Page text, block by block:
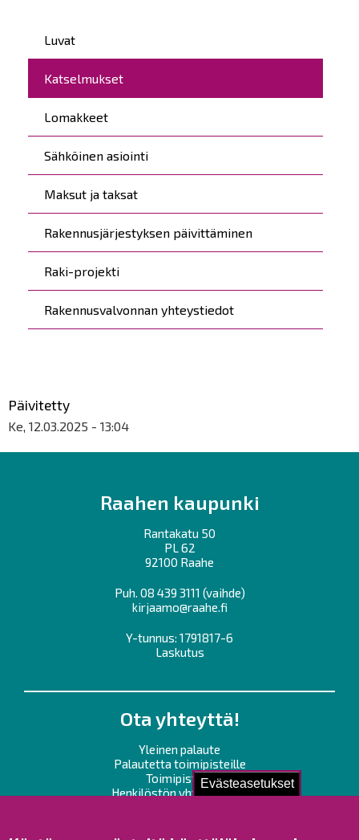
Evästeasetukset
Päävalikko
Luvat
Katselmukset
Lomakkeet
Sähköinen asiointi
Maksut ja taksat
Rakennusjärjestyksen päivittäminen
Raki-projekti
Rakennusvalvonnan yhteystiedot
Päivitetty
Ke, 12.03.2025 - 13:04
Raahen kaupunki
Rantakatu 50
PL 62
92100 Raahe
Puh. 08 439 3111 (vaihde)
kirjaamo@raahe.fi
Y-tunnus: 1791817-6
Laskutus
Ota yhteyttä!
Yleinen palaute
Palautetta toimipisteille
Toimipisteet
Henkilöstön yhteystiedot